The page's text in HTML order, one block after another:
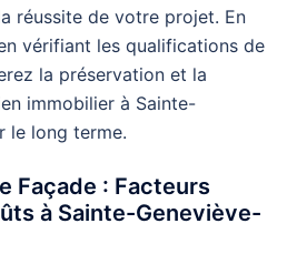
réussite de votre projet. En
vérifiant les qualifications de
la préservation et la
immobilier à Sainte-
le long terme.
Façade : Facteurs
à Sainte-Geneviève-